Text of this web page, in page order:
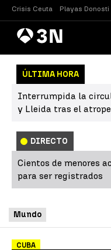
Crisis Ceuta Playas Donosti
AntenaNoticias
ÚLTIMA HORA
Interrumpida la
y Lleida tras el
DIRECTO
Cientos de menores
para ser registrados
Mundo
CUBA